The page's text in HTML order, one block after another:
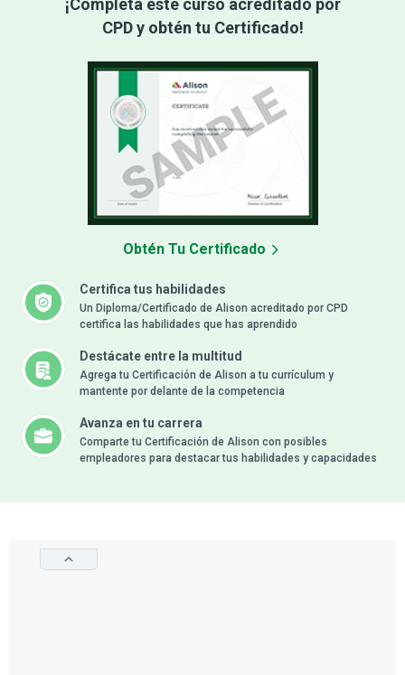
¡Completa este curso acreditado por
CPD y obtén tu Certificado!
Certifica tus habilidades
Un Diploma/Certificado de Alison acreditado por CPD
certifica las habilidades que has aprendido
Destácate entre la multitud
Agrega tu Certificación de Alison a tu currículum y
mantente por delante de la competencia
Avanza en tu carrera
Comparte tu Certificación de Alison con posibles
empleadores para destacar tus habilidades y capacidades
Obtén Tu Certificado